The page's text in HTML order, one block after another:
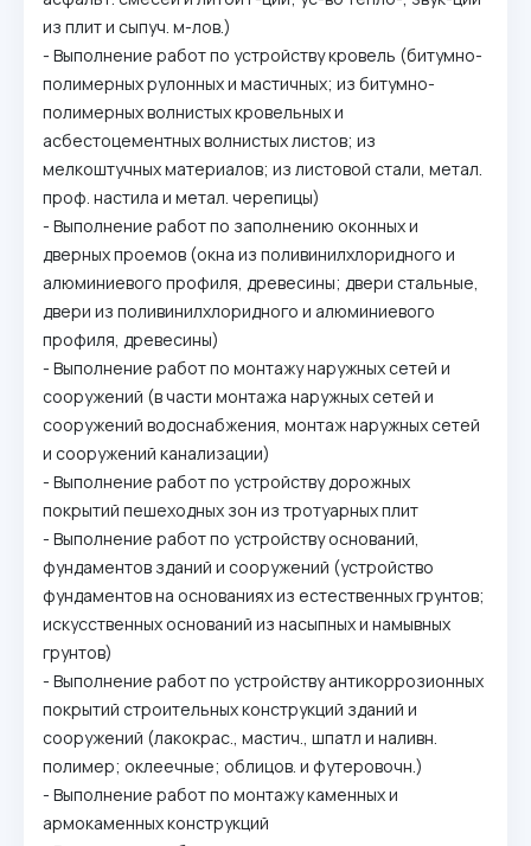
из плит и сыпуч. м-лов.)
- Выполнение работ по устройству кровель (битумно-
полимерных рулонных и мастичных; из битумно-
полимерных волнистых кровельных и
асбестоцементных волнистых листов; из
мелкоштучных материалов; из листовой стали, метал.
проф. настила и метал. черепицы)
- Выполнение работ по заполнению оконных и
дверных проемов (окна из поливинилхлоридного и
алюминиевого профиля, древесины; двери стальные,
двери из поливинилхлоридного и алюминиевого
профиля, древесины)
- Выполнение работ по монтажу наружных сетей и
сооружений (в части монтажа наружных сетей и
сооружений водоснабжения, монтаж наружных сетей
и сооружений канализации)
- Выполнение работ по устройству дорожных
покрытий пешеходных зон из тротуарных плит
- Выполнение работ по устройству оснований,
фундаментов зданий и сооружений (устройство
фундаментов на основаниях из естественных грунтов;
искусственных оснований из насыпных и намывных
грунтов)
- Выполнение работ по устройству антикоррозионных
покрытий строительных конструкций зданий и
сооружений (лакокрас., мастич., шпатл и наливн.
полимер; оклеечные; облицов. и футеровочн.)
- Выполнение работ по монтажу каменных и
армокаменных конструкций